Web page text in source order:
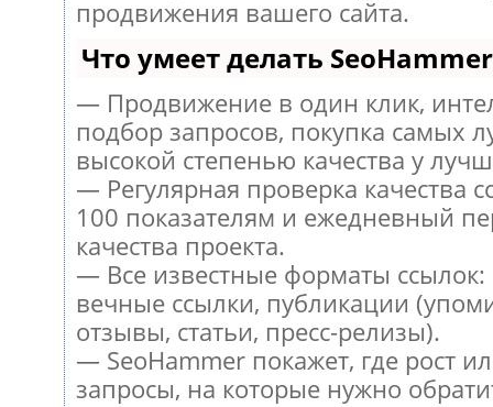
продвижения вашего сайта.
Что умеет делать SeoHammer
— Продвижение в один клик,
подбор запросов, покупка самых
высокой степенью качества у
— Регулярная проверка качества
100 показателям и ежедневный
качества проекта.
— Все известные форматы
вечные ссылки, публикации
отзывы, статьи, пресс-релизы).
— SeoHammer покажет, где рост
запросы, на которые нужно